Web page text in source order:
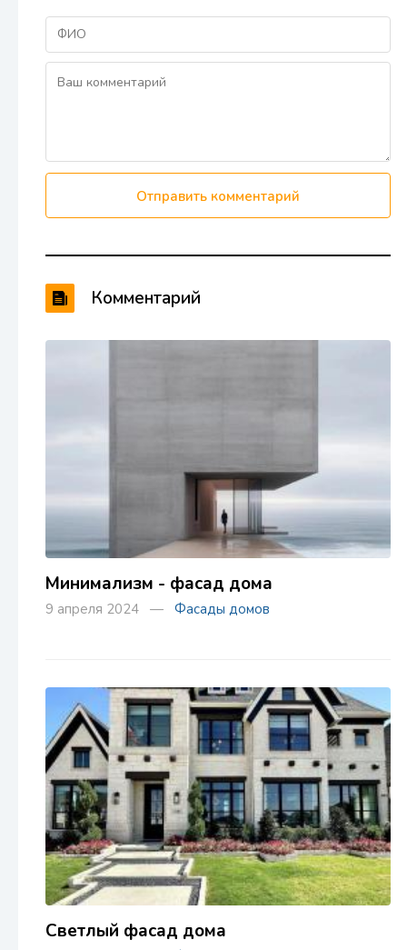
Отправить комментарий
Комментарий
Минимализм - фасад дома
9 апреля 2024 — Фасады домов
Светлый фасад дома